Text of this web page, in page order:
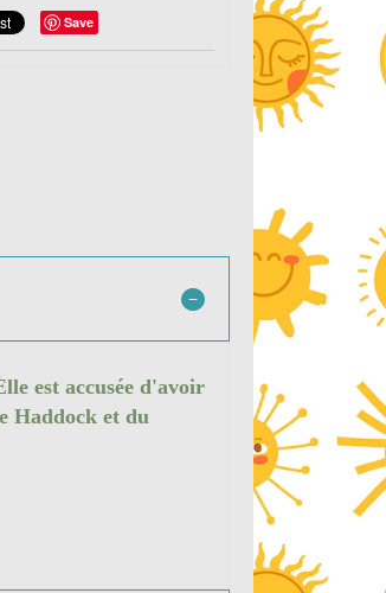
Save
est accusée d'avoir
Haddock et du